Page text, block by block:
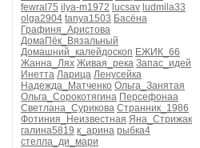
fewral75 ilya-m1972 lucsav ludmila33
olga2904 tanya1503 Басёна
Графиня_Аристова
ДомаПёк_Вязальный
Домашний_калейдоскоп ЕЖИК_66
Жанна_Лях Живая_река Запас_идей
Инетта Ларица Ленусейка
Надежда_Матченко Ольга_Занятая
Ольга_Сорокотягина Персефонаа
Светлана_Сурикова Странник_1986
Фотиния_Неизвестная Яна_Стрижак
галина5819 к_арина рыбка4
стелла_ди_мари